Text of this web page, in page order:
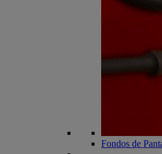
Fondos de